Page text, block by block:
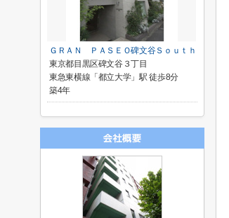
ＧＲＡＮ ＰＡＳＥＯ碑文谷Ｓｏｕｔｈ
東京都目黒区碑文谷３丁目
東急東横線「都立大学」駅 徒歩8分
築4年